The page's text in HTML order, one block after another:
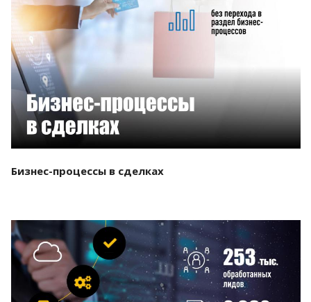
Бизнес-процессы в сделках